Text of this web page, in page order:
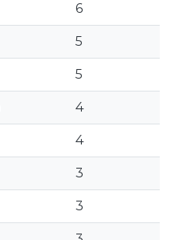
6
5
5
4
4
3
3